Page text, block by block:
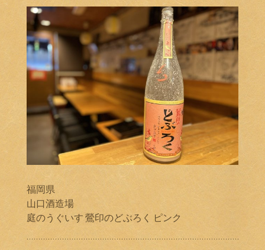
福岡県
山口酒造場
庭のうぐいす 鶯印のどぶろく ピンク